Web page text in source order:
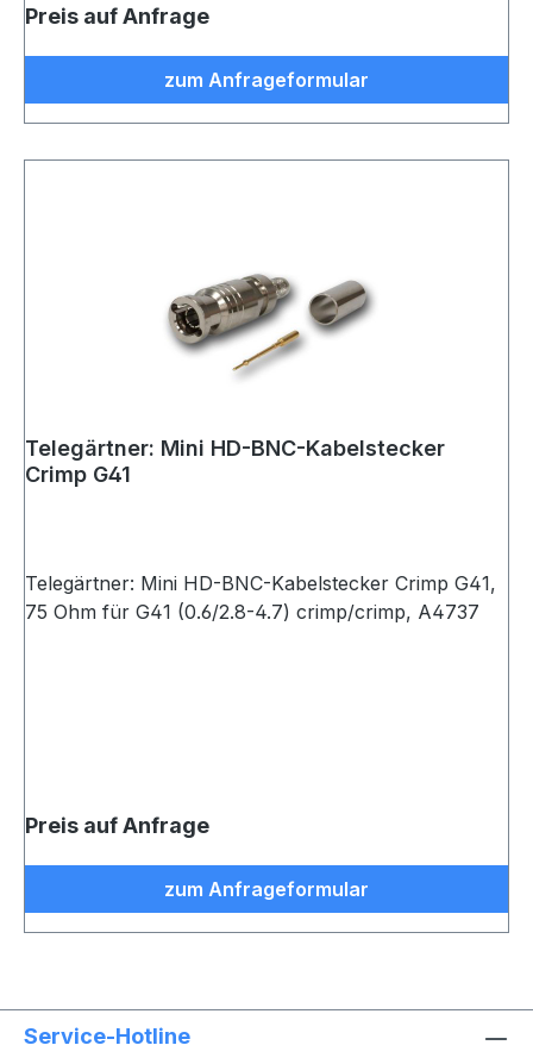
Preis auf Anfrage
zum Anfrageformular
Telegärtner: Mini HD-BNC-Kabelstecker
Crimp G41
Telegärtner: Mini HD-BNC-Kabelstecker Crimp G41,
75 Ohm für G41 (0.6/2.8-4.7) crimp/crimp, A4737
Preis auf Anfrage
zum Anfrageformular
Service-Hotline